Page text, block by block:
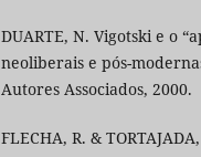
DUARTE, N. Vigotski e o
neoliberais e pós-
Autores Associados, 2000.
FLECHA, R. &